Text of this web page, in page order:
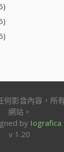
何影音內容，所
網站。
by Iografica
v 1.20